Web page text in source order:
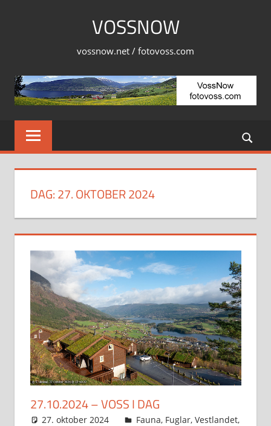
VOSSNOW
vossnow.net / fotovoss.com
DAG:27. OKTOBER 2024
27.10.2024 – VOSS I DAG
27. oktober 2024 Svein
Fauna, Fuglar, Vestlandet,